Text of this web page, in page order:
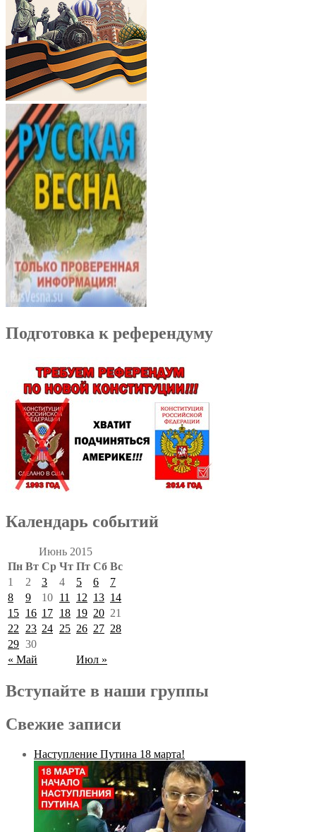
Подготовка к референдуму
Календарь событий
Июнь 2015
Пн Вт Ср Чт Пт Сб Вс
« Май Июл »
1 2 3 4 5 6
7
8
9 10 11 12 13 14
15 16 17 18 19 20 21
22
23 24 25 26 27 28
29 30
Вступайте в наши группы
Свежие записи
Наступление Путина 18 марта!